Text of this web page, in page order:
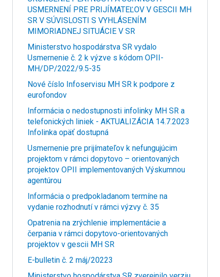
USMERNENÍ PRE PRIJÍMATEĽOV V GESCII MH
SR V SÚVISLOSTI S VYHLÁSENÍM
MIMORIADNEJ SITUÁCIE V SR
Ministerstvo hospodárstva SR vydalo
Usmernenie č. 2 k výzve s kódom OPII-
MH/DP/2022/9.5-35
Nové číslo Infoservisu MH SR k podpore z
eurofondov
Informácia o nedostupnosti infolinky MH SR a
telefonických liniek - AKTUALIZÁCIA 14.7.2023
Infolinka opäť dostupná
Usmernenie pre prijímateľov k nefungujúcim
projektom v rámci dopytovo – orientovaných
projektov OPII implementovaných Výskumnou
agentúrou
Informácia o predpokladanom termíne na
vydanie rozhodnutí v rámci výzvy č. 35
Opatrenia na zrýchlenie implementácie a
čerpania v rámci dopytovo-orientovaných
projektov v gescii MH SR
E-bulletin č. 2 máj/20223